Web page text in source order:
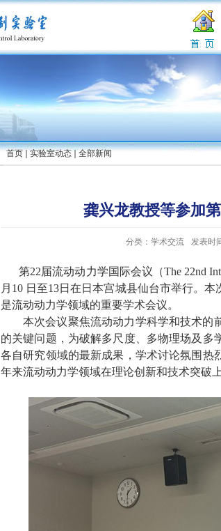
首页 实验室动态 全部新闻
龚兴龙教授等参加
分类：学术交流 发表时
第22届流动动力学国际会议（The 22nd
月 10 日至13日在日本宫城县仙台市举行。本
是流动动力学领域的重要学术会议。
本次会议聚焦流动动力学科学和技术的
的关键问题，为破解多尺度、多物理场及多
各自研究领域的最新成果，学术讨论氛围热
年来流动动力学领域在理论创新和技术突破